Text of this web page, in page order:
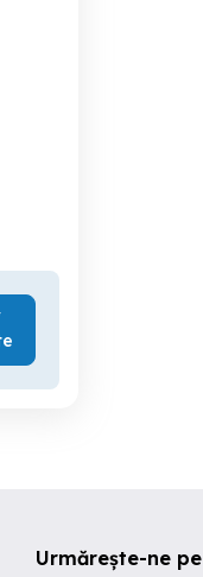
Urmărește-ne pe